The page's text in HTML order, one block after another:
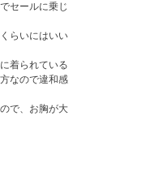
セールに乗じ
らいにはいい
着られている
なので違和感
で、お胸が大